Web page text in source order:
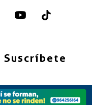
Suscríbete